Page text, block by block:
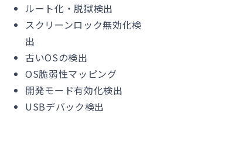
ルート化・脱獄検出
スクリーンロック無効化検
出
古いOSの検出
OS脆弱性マッピング
開発モード有効化検出
USBデバック検出